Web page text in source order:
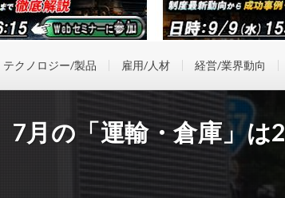
テクノロジー/製品 雇用/人材 経営/業界動向
月の「運輸・倉庫」は2